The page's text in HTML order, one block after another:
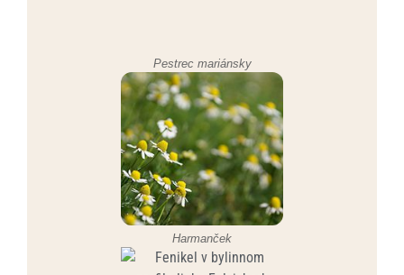
Pestrec mariánsky
Harmanček